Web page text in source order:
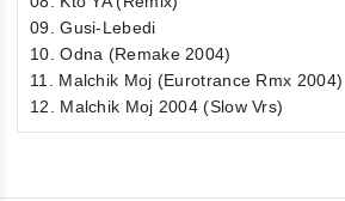
09. Gusi-Lebedi
10. Odna (Remake 2004)
11. Malchik Moj (Eurotrance Rmx 2004)
12. Malchik Moj 2004 (Slow Vrs)